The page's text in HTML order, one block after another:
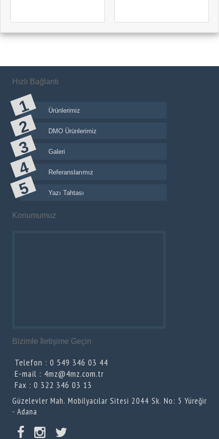
Hızlı Bağlantı
Ürünlerimiz
DMO Ürünlerimiz
Galeri
Referanslarımız
Yazı Tahtası
Konumumuz
Bizimle İletişime Geçin
Telefon : 0 549 346 03 44
E-mail : 4mz@4mz.com.tr
Fax : 0 322 346 03 13
Güzelevler Mah. Mobilyacılar Sitesi 2044 Sk. No: 5 Yüreğir
- Adana